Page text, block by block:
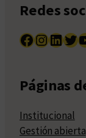
Redes
Facebook InstagramLinkedIn Twitter YouTube
Páginas
Institucional
Gestión abierta